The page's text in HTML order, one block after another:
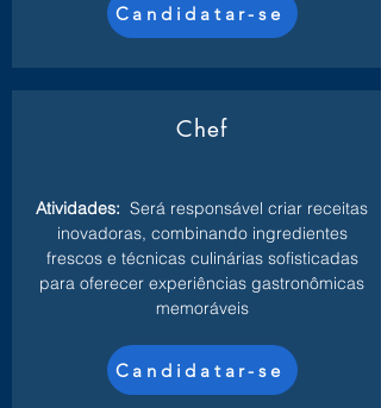
Candidatar-se
Chef
Atividades: Será responsável criar receitas
inovadoras, combinando ingredientes
frescos e técnicas culinárias sofisticadas
para oferecer experiências gastronômicas
memoráveis
Candidatar-se